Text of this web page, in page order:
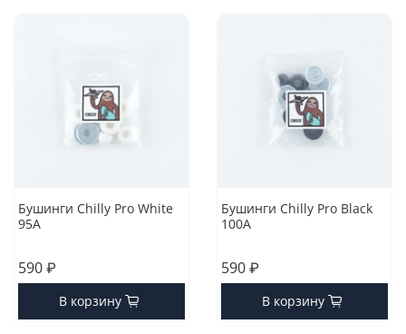
Бушинги Chilly Pro White
95A
590 ₽
В корзину
Бушинги Chilly Pro Black
100A
590 ₽
В корзину